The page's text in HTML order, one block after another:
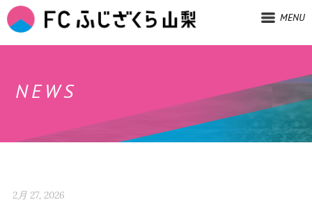
MENU
NEWS
2月 27, 2026